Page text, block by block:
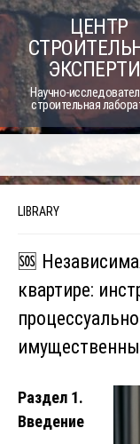
Skip
to
content
ЦЕНТР
Научно-
строительная
LIBRARY
🆘
квартире:
Раздел 1.
Введение